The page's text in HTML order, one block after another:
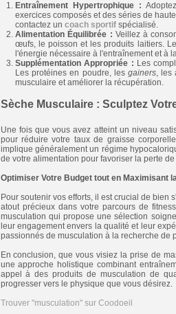
Entraînement Hypertrophique :
exercices composés et des séries de
contactez uncoach sportif spécialisé.
Alimentation Équilibrée : Veillez à
œufs, le poisson et les produits laitiers.
l'énergie nécessaire à l'entraînement et à
Supplémentation Appropriée : Les
Les protéines en poudre, les gainers, les
musculaire et améliorer la récupération.
Sèche Musculaire : Sculptez
Une fois que vous avez atteint un niveau
pour réduire votre taux de graisse
implique généralement un régime
de votre alimentation pour favoriser la perte
Optimiser Votre Budget tout en Maximisant
Pour soutenir vos efforts, il est crucial de bien
atout précieux dans votre parcours de
musculation qui propose une sélection
leur engagement envers la qualité et leur
passionnés de musculation à la recherche de
En conclusion, que vous visiez la prise de
une approche holistique combinant
appel à des produits de musculation de
progresser vers le physique que vous désirez.
Trouver "musculation" sur Coodoeil